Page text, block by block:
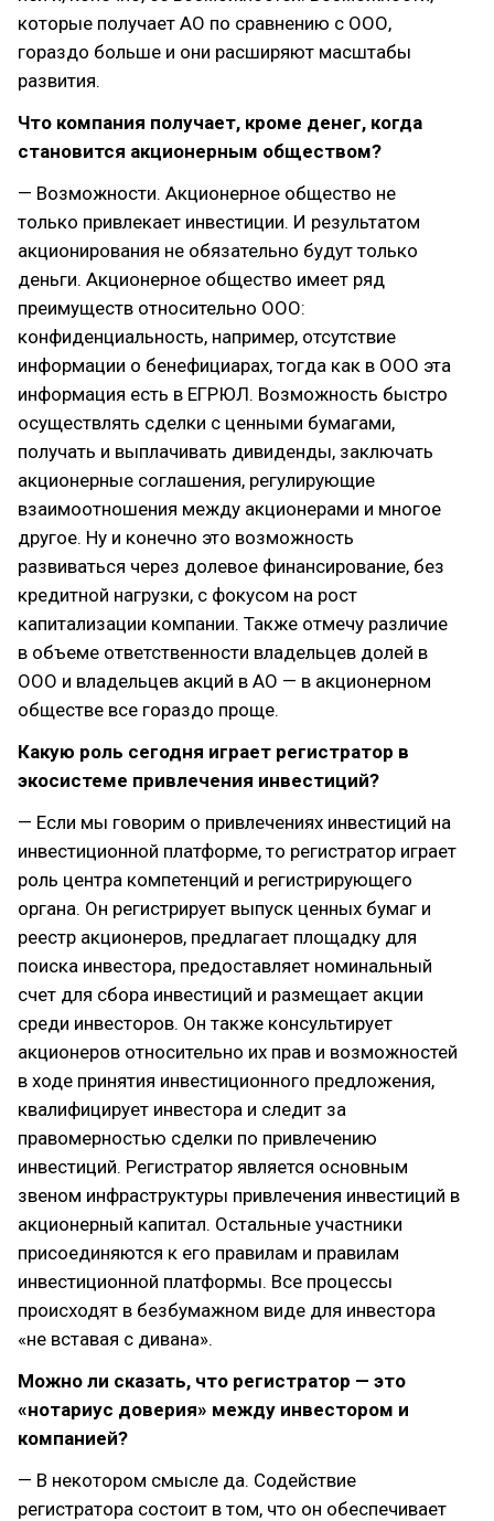
которые получает АО по сравнению с ООО,
гораздо больше и они расширяют масштабы
развития.
Что компания получает, кроме денег, когда
становится акционерным обществом?
— Возможности. Акционерное общество не
только привлекает инвестиции. И результатом
акционирования не обязательно будут только
деньги. Акционерное общество имеет ряд
преимуществ относительно ООО:
конфиденциальность, например, отсутствие
информации о бенефициарах, тогда как в ООО эта
информация есть в ЕГРЮЛ. Возможность быстро
осуществлять сделки с ценными бумагами,
получать и выплачивать дивиденды, заключать
акционерные соглашения, регулирующие
взаимоотношения между акционерами и многое
другое. Ну и конечно это возможность
развиваться через долевое финансирование, без
кредитной нагрузки, с фокусом на рост
капитализации компании. Также отмечу различие
в объеме ответственности владельцев долей в
ООО и владельцев акций в АО — в акционерном
обществе все гораздо проще.
Какую роль сегодня играет регистратор в
экосистеме привлечения инвестиций?
— Если мы говорим о привлечениях инвестиций на
инвестиционной платформе, то регистратор играет
роль центра компетенций и регистрирующего
органа. Он регистрирует выпуск ценных бумаг и
реестр акционеров, предлагает площадку для
поиска инвестора, предоставляет номинальный
счет для сбора инвестиций и размещает акции
среди инвесторов. Он также консультирует
акционеров относительно их прав и возможностей
в ходе принятия инвестиционного предложения,
квалифицирует инвестора и следит за
правомерностью сделки по привлечению
инвестиций. Регистратор является основным
звеном инфраструктуры привлечения инвестиций в
акционерный капитал. Остальные участники
присоединяются к его правилам и правилам
инвестиционной платформы. Все процессы
происходят в безбумажном виде для инвестора
«не вставая с дивана».
Можно ли сказать, что регистратор — это
«нотариус доверия» между инвестором и
компанией?
— В некотором смысле да. Содействие
регистратора состоит в том, что он обеспечивает